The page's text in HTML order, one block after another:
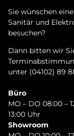
Sie wünschen
Sanitär und
besuchen?
Dann bitten wir
unter (04102) 89
Büro
MO – DO 08:00 –
13:00 Uhr
Showroom